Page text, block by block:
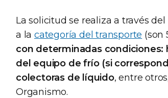
La solicitud se realiza a través del
a la categoría del transporte (son
con determinadas
del equipo de frío (si
colectoras de líquido, entre
Organismo.